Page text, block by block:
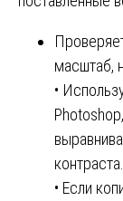
масштаб,
•
контраста.
• Если